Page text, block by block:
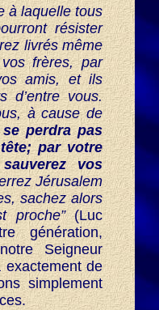
à laquelle tous
résister
livrés même
frères, par
amis, et ils
d’entre vous.
à cause de
perdra pas
par votre
vos
Jérusalem
sachez alors
proche”(Luc
génération,
Seigneur
exactement de
simplement